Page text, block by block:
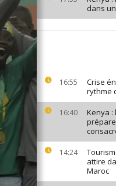
dans
16:55
Crise
rythme
16:40
Kenya :
14:24
attire
Maroc